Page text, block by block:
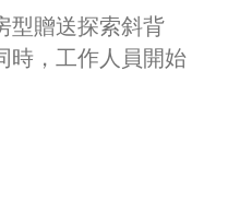
型贈送探索斜背
時，工作人員開始